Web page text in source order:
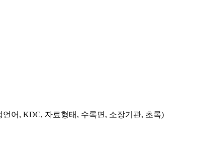
어, KDC, 자료형태, 수록면, 소장기관, 초록)